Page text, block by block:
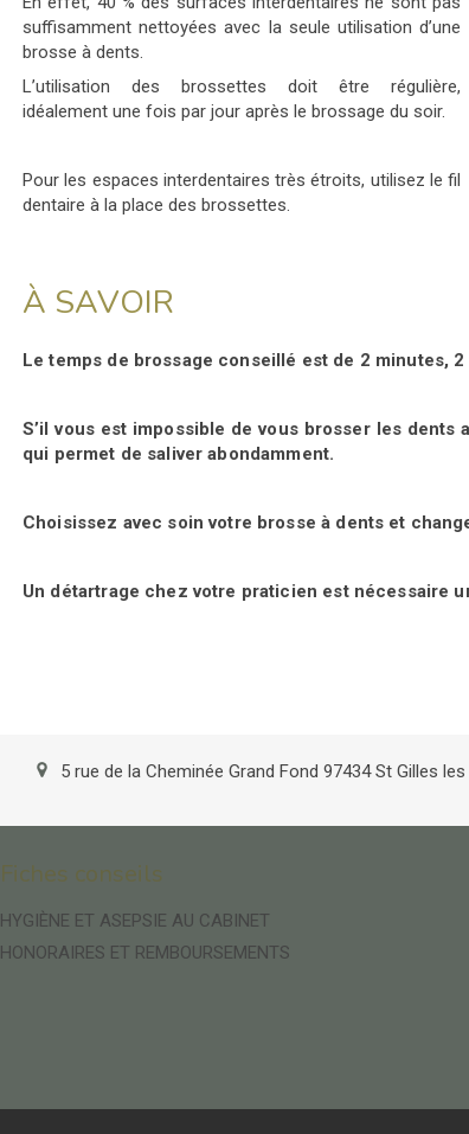
suffisamment nettoyées avec la seule utilisation d’une
brosse à dents.
L’utilisation des brossettes doit être régulière,
idéalement une fois par jour après le brossage du soir.
Pour les espaces interdentaires très étroits, utilisez le fil
dentaire à la place des brossettes.
À SAVOIR
Le temps de brossage conseillé est de 2 minutes,
S’il vous est impossible de vous brosser les
qui permet de saliver abondamment.
Choisissez avec soin votre brosse à dents et
Un détartrage chez votre praticien est nécessaire
5 rue de la Cheminée Grand Fond 97434 St Gilles les
Fiches conseils
HYGIÈNE ET ASEPSIE AU CABINET
HONORAIRES ET REMBOURSEMENTS